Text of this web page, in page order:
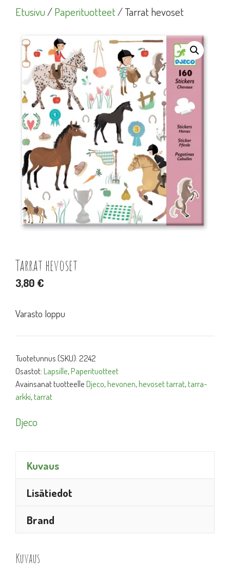
Etusivu/Paperituotteet/ Tarrat hevoset
Tarrat hevoset
3,80 €
Varasto loppu
Tuotetunnus (SKU):2242
Osastot:Lapsille,Paperituotteet
Avainsanat tuotteelleDjeco,hevonen,hevoset tarrat,tarra-
arkki,tarrat
Djeco
Kuvaus
Lisätiedot
Brand
Kuvaus